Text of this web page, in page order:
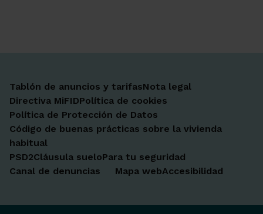
Tablón de anuncios y tarifasNota legal
Directiva MiFIDPolítica de cookies
Política de Protección de Datos
Código de buenas prácticas sobre la vivienda
habitual
PSD2Cláusula sueloPara tu seguridad
Canal de denuncias
Mapa webAccesibilidad